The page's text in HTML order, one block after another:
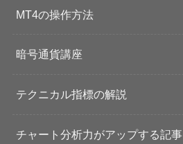
MT4の操作方法
暗号通貨講座
テクニカル指標の解説
チャート分析力がアップする記事